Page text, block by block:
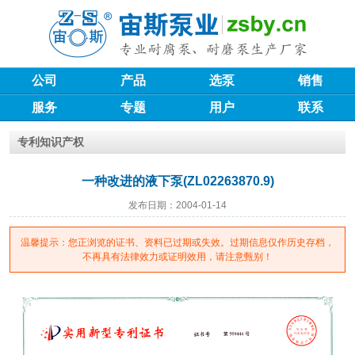
公司 产品 选泵
销售
服务
专题 用户 联系
专利知识产权
一种改进的液下泵(ZL02263870.9)
发布日期：2004-01-14
温馨提示：您正浏览的证书、资料已过期或失效。过期信息仅作历史存档，
不再具有法律效力或证明效用，请注意甄别！